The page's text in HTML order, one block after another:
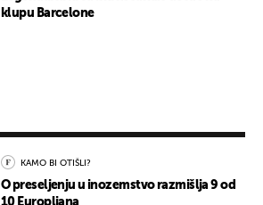
klupu Barcelone
KAMO BI OTIŠLI?
O preseljenju u inozemstvo razmišlja 9 od
10 Europljana